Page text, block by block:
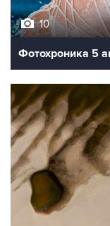
10
Фотохроника 5